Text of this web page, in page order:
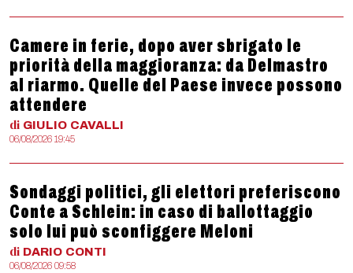
Camere in ferie, dopo aver sbrigato le
priorità della maggioranza: da Delmastro
al riarmo. Quelle del Paese invece possono
attendere
di GIULIO CAVALLI
06/08/2026 19:45
Sondaggi politici, gli elettori preferiscono
Conte a Schlein: in caso di ballottaggio
solo lui può sconfiggere Meloni
di DARIO CONTI
06/08/2026 09:58